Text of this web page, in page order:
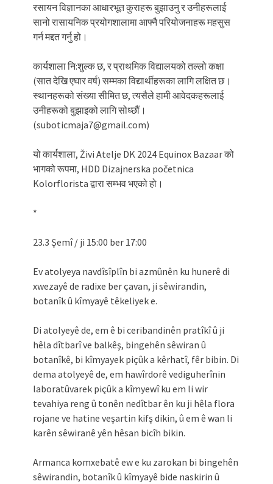
रसायन विज्ञानका आधारभूत कुराहरू बुझाउनु र उनीहरूलाई
सानो रासायनिक प्रयोगशालामा आफ्नै परियोजनाहरू महसुस
गर्न मद्दत गर्नु हो।
कार्यशाला नि:शुल्क छ, र प्राथमिक विद्यालयको तल्लो कक्षा
(सात देखि एघार वर्ष) सम्मका विद्यार्थीहरूका लागि लक्षित छ।
स्थानहरूको संख्या सीमित छ, त्यसैले हामी आवेदकहरूलाई
उनीहरूको बुझाइको लागि सोध्छौं।
(suboticmaja7@gmail.com)
यो कार्यशाला, Živi Atelje DK 2024 Equinox Bazaar को
भागको रूपमा, HDD Dizajnerska početnica
Kolorflorista द्वारा सम्भव भएको हो।
*
23.3 Şemî / ji 15:00 ber 17:00
Ev atolyeya navdîsîplîn bi azmûnên ku hunerê di
xwezayê de radixe ber çavan, ji sêwirandin,
botanîk û kîmyayê têkeliyek e.
Di atolyeyê de, em ê bi ceribandinên pratîkî û ji
hêla dîtbarî ve balkêş, bingehên sêwiran û
botanîkê, bi kîmyayek piçûk a kêrhatî, fêr bibin. Di
dema atolyeyê de, em hawîrdorê vediguherînin
laboratûvarek piçûk a kîmyewî ku em li wir
tevahiya reng û tonên nedîtbar ên ku ji hêla flora
rojane ve hatine veşartin kifş dikin, û em ê wan li
karên sêwiranê yên hêsan bicîh bikin.
Armanca komxebatê ew e ku zarokan bi bingehên
sêwirandin, botanîk û kîmyayê bide naskirin û